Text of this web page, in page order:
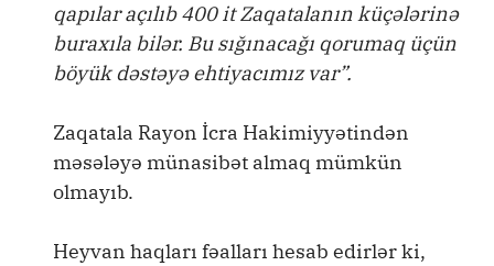
qapılar açılıb 400 it Zaqatalanın küçələrinə
buraxıla bilər. Bu sığınacağı qorumaq üçün
böyük dəstəyə ehtiyacımız var”.
Zaqatala Rayon İcra Hakimiyyətindən
məsələyə münasibət almaq mümkün
olmayıb.
Heyvan haqları fəalları hesab edirlər ki,